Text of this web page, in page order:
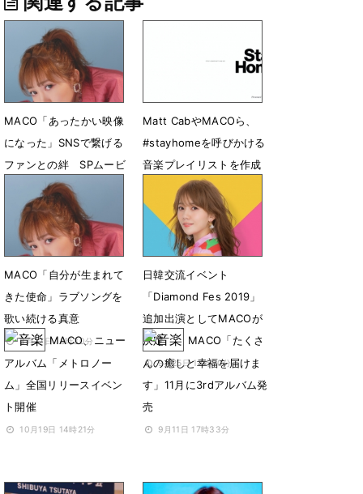
MACO「あったかい映像
になった」SNSで繋げる
ファンとの絆 SPムービ
ーが完成
5月1日 16時55分
Matt CabやMACOら、
#stayhomeを呼びかける
音楽プレイリストを作成
4月10日 21時45分
MACO「自分が生まれて
きた使命」ラブソングを
歌い続ける真意
3月27日 18時30分
日韓交流イベント
「Diamond Fes 2019」
追加出演としてMACOが
決定
9月25日 12時00分
MACO、ニュー
アルバム「メトロノー
ム」全国リリースイベン
ト開催
10月19日 14時21分
MACO「たくさ
んの癒しと幸福を届けま
す」11月に3rdアルバム発
売
9月11日 17時33分